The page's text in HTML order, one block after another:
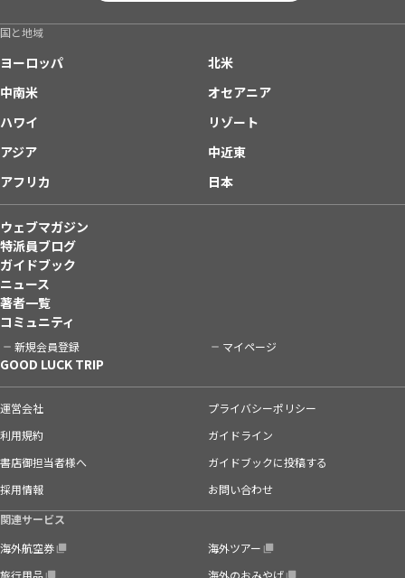
国と地域
ヨーロッパ
北米
中南米
オセアニア
ハワイ
リゾート
アジア
中近東
アフリカ
日本
ウェブマガジン
特派員ブログ
ガイドブック
ニュース
著者一覧
コミュニティ
新規会員登録 マイページ
GOOD LUCK TRIP
運営会社
プライバシーポリシー
利用規約
ガイドライン
書店御担当者様へ
ガイドブックに投稿する
採用情報
お問い合わせ
関連サービス
海外航空券
海外ツアー
旅行用品
海外のおみやげ